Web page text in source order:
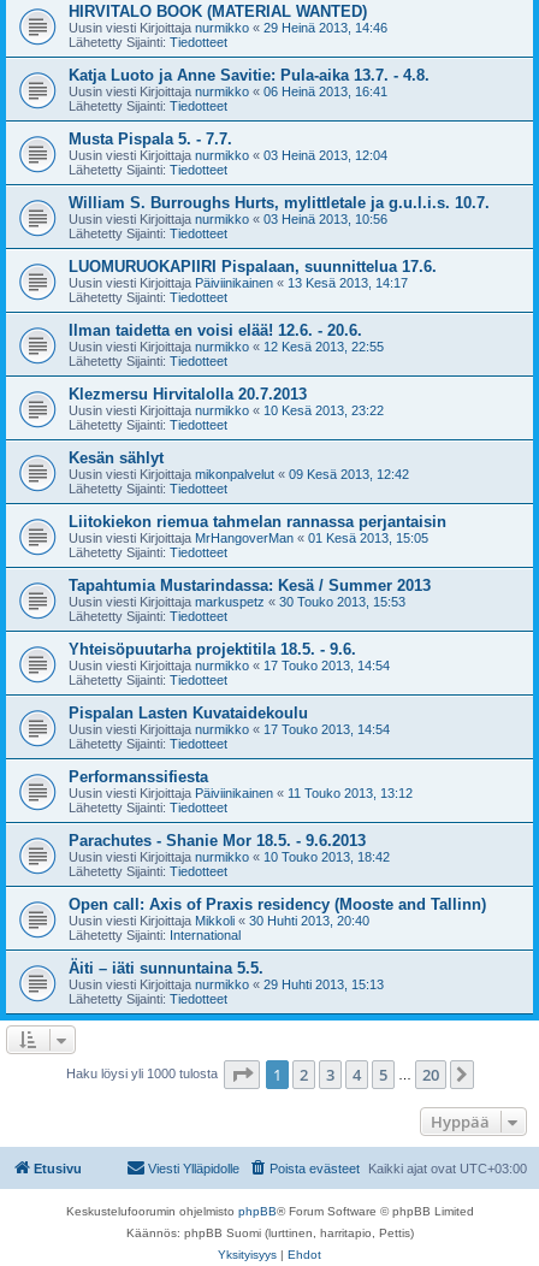
HIRVITALO BOOK (MATERIAL WANTED)
Uusin viesti Kirjoittaja nurmikko « 29 Heinä 2013, 14:46
Lähetetty Sijainti: Tiedotteet
Katja Luoto ja Anne Savitie: Pula-aika 13.7. - 4.8.
Uusin viesti Kirjoittaja nurmikko « 06 Heinä 2013, 16:41
Lähetetty Sijainti: Tiedotteet
Musta Pispala 5. - 7.7.
Uusin viesti Kirjoittaja nurmikko « 03 Heinä 2013, 12:04
Lähetetty Sijainti: Tiedotteet
William S. Burroughs Hurts, mylittletale ja g.u.l.i.s. 10.7.
Uusin viesti Kirjoittaja nurmikko « 03 Heinä 2013, 10:56
Lähetetty Sijainti: Tiedotteet
LUOMURUOKAPIIRI Pispalaan, suunnittelua 17.6.
Uusin viesti Kirjoittaja Päiviinikainen « 13 Kesä 2013, 14:17
Lähetetty Sijainti: Tiedotteet
Ilman taidetta en voisi elää! 12.6. - 20.6.
Uusin viesti Kirjoittaja nurmikko « 12 Kesä 2013, 22:55
Lähetetty Sijainti: Tiedotteet
Klezmersu Hirvitalolla 20.7.2013
Uusin viesti Kirjoittaja nurmikko « 10 Kesä 2013, 23:22
Lähetetty Sijainti: Tiedotteet
Kesän sählyt
Uusin viesti Kirjoittaja mikonpalvelut « 09 Kesä 2013, 12:42
Lähetetty Sijainti: Tiedotteet
Liitokiekon riemua tahmelan rannassa perjantaisin
Uusin viesti Kirjoittaja MrHangoverMan « 01 Kesä 2013, 15:05
Lähetetty Sijainti: Tiedotteet
Tapahtumia Mustarindassa: Kesä / Summer 2013
Uusin viesti Kirjoittaja markuspetz « 30 Touko 2013, 15:53
Lähetetty Sijainti: Tiedotteet
Yhteisöpuutarha projektitila 18.5. - 9.6.
Uusin viesti Kirjoittaja nurmikko « 17 Touko 2013, 14:54
Lähetetty Sijainti: Tiedotteet
Pispalan Lasten Kuvataidekoulu
Uusin viesti Kirjoittaja nurmikko « 17 Touko 2013, 14:54
Lähetetty Sijainti: Tiedotteet
Performanssifiesta
Uusin viesti Kirjoittaja Päiviinikainen « 11 Touko 2013, 13:12
Lähetetty Sijainti: Tiedotteet
Parachutes - Shanie Mor 18.5. - 9.6.2013
Uusin viesti Kirjoittaja nurmikko « 10 Touko 2013, 18:42
Lähetetty Sijainti: Tiedotteet
Open call: Axis of Praxis residency (Mooste and Tallinn)
Uusin viesti Kirjoittaja Mikkoli « 30 Huhti 2013, 20:40
Lähetetty Sijainti: International
Äiti – iäti sunnuntaina 5.5.
Uusin viesti Kirjoittaja nurmikko « 29 Huhti 2013, 15:13
Lähetetty Sijainti: Tiedotteet
Haku löysi yli 1000 tulosta Sivu /20
1 2 3 4 5 20
Hyppää
Etusivu Kaikki ajat ovat UTC+03:00
Poista evästeet
Viesti Ylläpidolle
Keskustelufoorumin ohjelmisto phpBB® Forum Software © phpBB Limited
Käännös: phpBB Suomi (lurttinen, harritapio, Pettis)
Yksityisyys | Ehdot